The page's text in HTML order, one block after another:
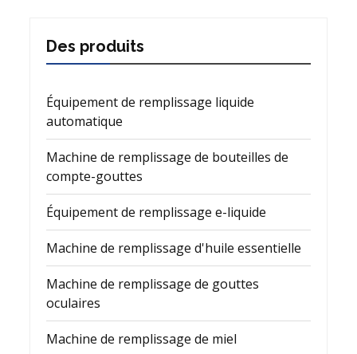
Des produits
Équipement de remplissage liquide
automatique
Machine de remplissage de bouteilles de
compte-gouttes
Équipement de remplissage e-liquide
Machine de remplissage d'huile essentielle
Machine de remplissage de gouttes
oculaires
Machine de remplissage de miel